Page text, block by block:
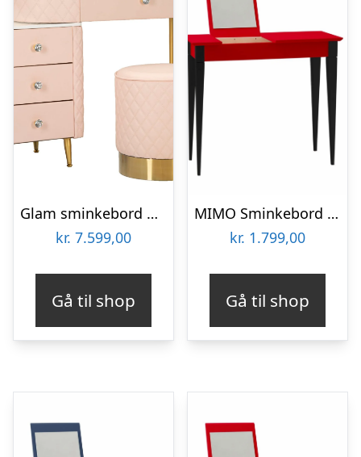
Glam sminkebord med skammel i træ, mdf, metal – 120x40x75, 36×39 cm
kr. 7.599,00
Gå til shop
MIMO Sminkebord med spejl 105x35cm sorte ben / rød
kr. 1.799,00
Gå til shop